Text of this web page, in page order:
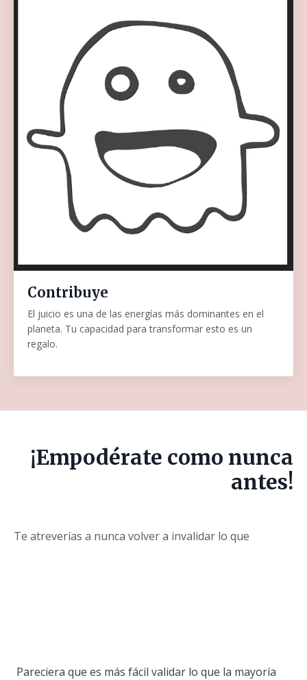
Contribuye
El juicio es una de las energías más dominantes en el
planeta. Tu capacidad para transformar esto es un
regalo.
¡Empodérate como nunca
antes!
Te atreverías a nunca volver a invalidar lo que
Pareciera que es más fácil validar lo que la mayoría